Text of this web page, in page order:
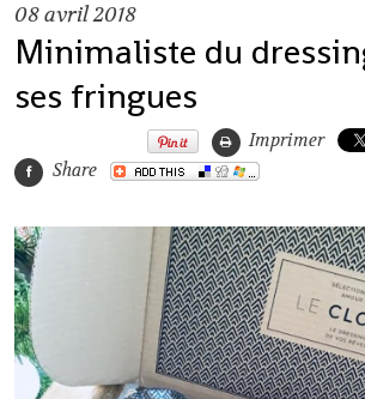
08avril 2018
Minimaliste du
ses fringues
Imprimer
Share